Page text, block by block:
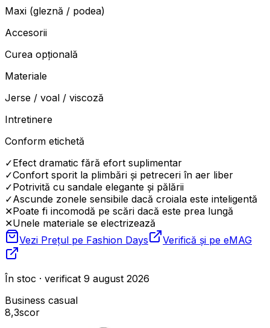
Maxi (gleznă / podea)
Accesorii
Curea opțională
Materiale
Jerse / voal / viscoză
Intretinere
Conform etichetă
✓Efect dramatic fără efort suplimentar
✓Confort sporit la plimbări și petreceri în aer liber
✓Potrivită cu sandale elegante și pălării
✓Ascunde zonele sensibile dacă croiala este inteligentă
✕Poate fi incomodă pe scări dacă este prea lungă
✕Unele materiale se electrizează
Vezi Prețul pe Fashion Days Verifică și pe eMAG
În stoc · verificat 9 august 2026
Business casual
8,3scor